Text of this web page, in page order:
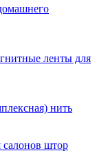
ленты для
нить
салонов штор